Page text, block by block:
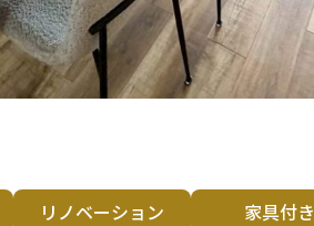
リノベーション 家具付き